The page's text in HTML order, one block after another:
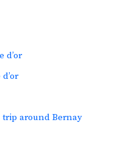
d’or
trip around Bernay